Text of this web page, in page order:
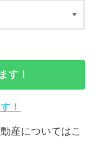
す！
！
産についてはこ